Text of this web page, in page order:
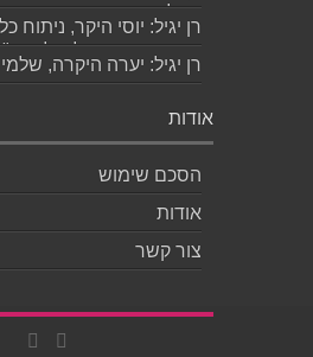
מאלפות בינה והן יצירה
רן יגיל: יוסי היקר, ניתוח
ומדויק, ממש קולע,
רן יגיל: יערה היקרה,
התגובה האישית והיפה.
אודות
הסכם שימוש
אודות
צור קשר